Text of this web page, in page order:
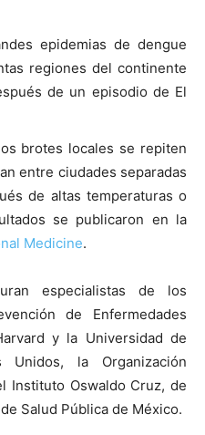
epidemias de dengue
regiones del continente
de un episodio de El
brotes locales se repiten
entre ciudades separadas
de altas temperaturas o
se publicaron en la
Medicine.
especialistas de los
de Enfermedades
y la Universidad de
la Organización
Instituto Oswaldo Cruz, de
Salud Pública de México.